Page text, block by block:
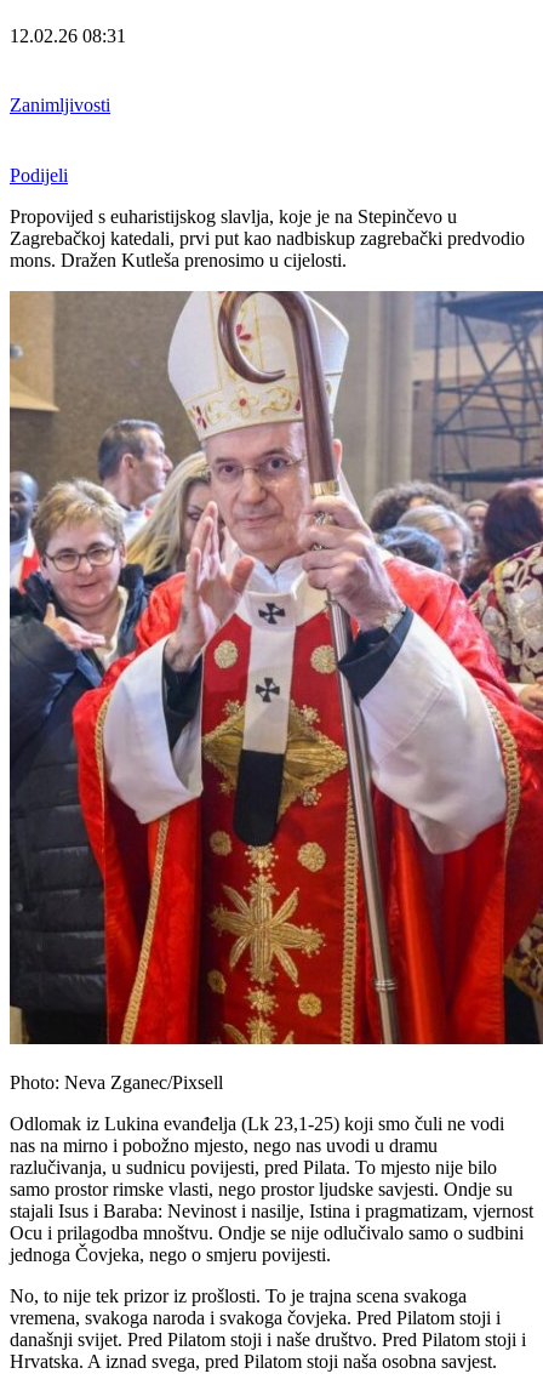
12.02.26 08:31
Zanimljivosti
Podijeli
Propovijed s euharistijskog slavlja, koje je na Stepinčevo u
Zagrebačkoj katedali, prvi put kao nadbiskup zagrebački predvodio
mons. Dražen Kutleša prenosimo u cijelosti.
Photo: Neva Zganec/Pixsell
Odlomak iz Lukina evanđelja (Lk 23,1-25) koji smo čuli ne vodi
nas na mirno i pobožno mjesto, nego nas uvodi u dramu
razlučivanja, u sudnicu povijesti, pred Pilata. To mjesto nije bilo
samo prostor rimske vlasti, nego prostor ljudske savjesti. Ondje su
stajali Isus i Baraba: Nevinost i nasilje, Istina i pragmatizam, vjernost
Ocu i prilagodba mnoštvu. Ondje se nije odlučivalo samo o sudbini
jednoga Čovjeka, nego o smjeru povijesti.
No, to nije tek prizor iz prošlosti. To je trajna scena svakoga
vremena, svakoga naroda i svakoga čovjeka. Pred Pilatom stoji i
današnji svijet. Pred Pilatom stoji i naše društvo. Pred Pilatom stoji i
Hrvatska. A iznad svega, pred Pilatom stoji naša osobna savjest.